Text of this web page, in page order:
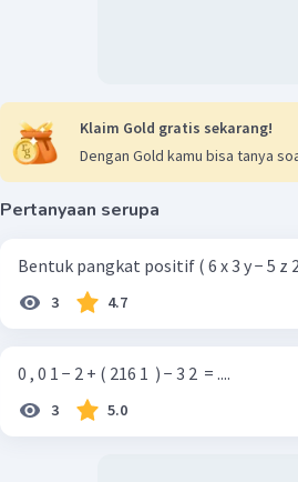
Klaim Gold gratis sekarang!
Dengan Gold kamu bisa tanya
Pertanyaan serupa
Bentuk pangkat positif ( 6 x 3 y − 5 z 2
3 4.7
0 , 0 1 − 2 + ( 216 1 ​ ) − 3 2 ​ = ....
3 5.0